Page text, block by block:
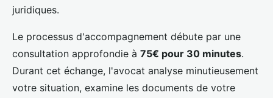
juridiques.
Le processus d'accompagnement débute par une
consultation approfondie à 75€ pour 30 minutes.
Durant cet échange, l'avocat analyse minutieusement
votre situation, examine les documents de votre